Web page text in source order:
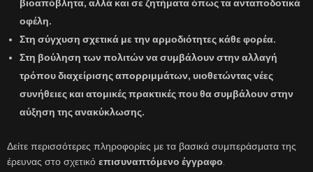
βιοαπόβλητα, αλλά και σε ζητήματα όπως τα ανταποδοτικά
οφέλη.
Στη σύγχυση σχετικά με την αρμοδιότητες κάθε φορέα.
Στη βούληση των πολιτών να συμβάλουν στην αλλαγή
τρόπου διαχείρισηςαπορριμμάτων, υιοθετώντας νέες
συνήθειες και ατομικές πρακτικές που θα συμβάλουν στην
αύξηση της ανακύκλωσης.
Δείτε περισσότερες πληροφορίες με τα βασικά συμπεράσματα της
έρευνας στο σχετικό επισυναπτόμενο έγγραφο